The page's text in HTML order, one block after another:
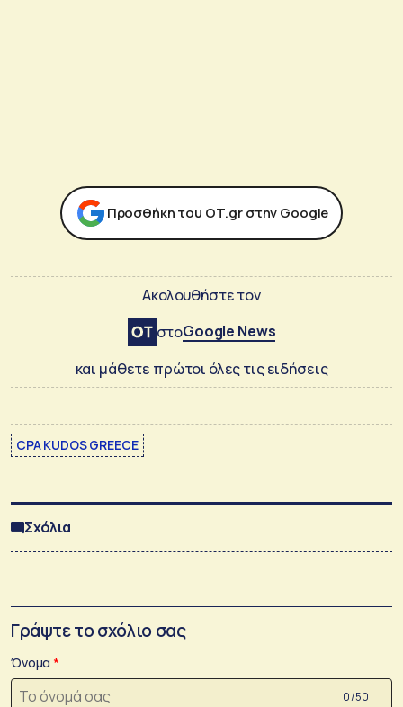
Προσθήκη του ΟΤ.gr στην Google
Ακολουθήστε τον
στοGoogle News
και μάθετε πρώτοι όλες τις ειδήσεις
CPA KUDOS GREECE
Σχόλια
Γράψτε το σχόλιο σας
Όνομα
0 /50